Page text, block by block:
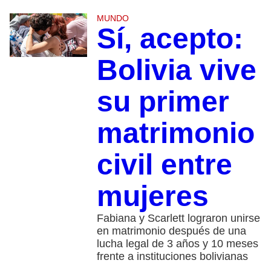
MUNDO
Sí, acepto:
Bolivia vive
su primer
matrimonio
civil entre
mujeres
Fabiana y Scarlett lograron unirse
en matrimonio después de una
lucha legal de 3 años y 10 meses
frente a instituciones bolivianas